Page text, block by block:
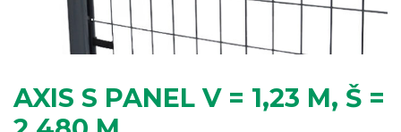
AXIS S PANEL V = 1,23 M, Š =